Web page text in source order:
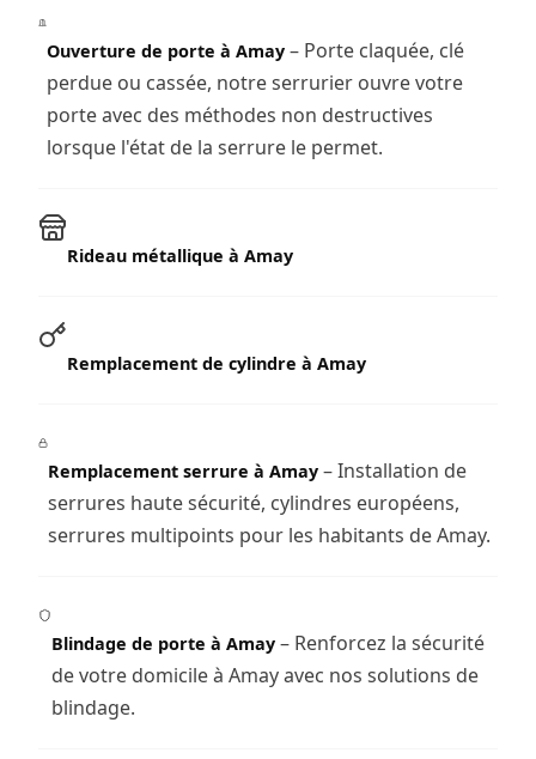
Ouverture de porte à Amay– Porte claquée, clé
perdue ou cassée, notre serrurier ouvre votre
porte avec des méthodes non destructives
lorsque l'état de la serrure le permet.
Rideau métallique à Amay
Remplacement de cylindre à Amay
Remplacement serrure à Amay – Installation de
serrures haute sécurité, cylindres européens,
serrures multipoints pour les habitants de Amay.
Blindage de porte à Amay – Renforcez la sécurité
de votre domicile à Amay avec nos solutions de
blindage.